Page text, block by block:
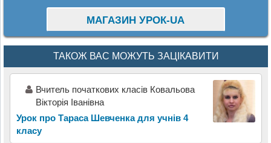
МАГАЗИН УРОК-UA
ТАКОЖ ВАС МОЖУТЬ ЗАЦІКАВИТИ
Вчитель початкових класів Ковальова
Вікторія Іванівна
Урок про Тараса Шевченка для учнів 4
класу